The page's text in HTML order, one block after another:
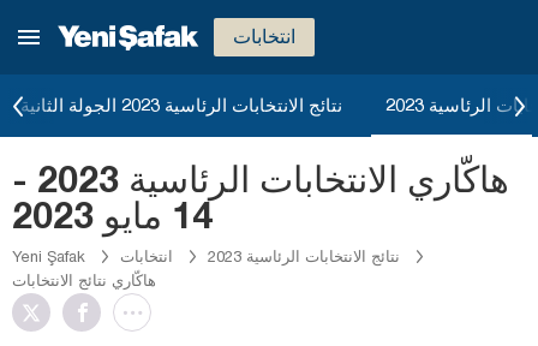
انتخابات
نتائج الانتخابات الرئاسية 2023 الجولة الثانية الرئاسية 2023
هاكّاري الانتخابات الرئاسية 2023 -
14 مايو 2023
Yeni Şafak انتخابات
نتائج الانتخابات الرئاسية 2023
هاكّاري نتائج الانتخابات